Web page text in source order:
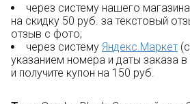
через систему нашего
на скидку 50 руб. за текстовый
отзыв с фото;
через систему Яндекс.Маркет
указанием номера и даты заказа
и получите купон на 150 руб.